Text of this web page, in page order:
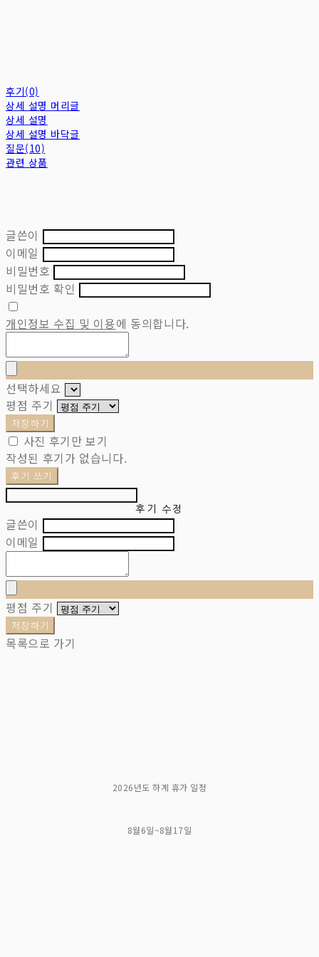
후기(0)
상세 설명 머리글
상세 설명
상세 설명 바닥글
질문(10)
관련 상품
글쓴이
이메일
비밀번호
비밀번호 확인
개인정보 수집 및 이용에 동의합니다.
선택하세요
평점 주기
저장하기
사진 후기만 보기
작성된 후기가 없습니다.
후기 쓰기
후기 수정
글쓴이
이메일
평점 주기
저장하기
목록으로 가기
2026년도 하계 휴가 일정
8월6일~8월17일